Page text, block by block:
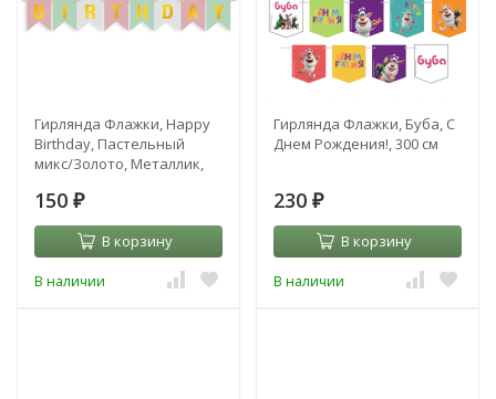
Гирлянда Флажки, Happy
Birthday, Пастельный
микс/Золото, Металлик,
150 ₽
В корзину
В наличии
Гирлянда Флажки, Буба, С
Днем Рождения!, 300 см
230 ₽
В корзину
В наличии